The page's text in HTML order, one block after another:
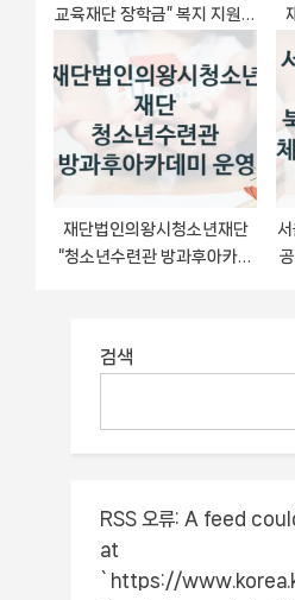
교육재단 장학금” 복지 지원혜
택 – 신청 방법과 구비 서류
재단법인의왕시청소년재단
“청소년수련관 방과후아카데
검색
RSS 오류: A feed
at
`https://